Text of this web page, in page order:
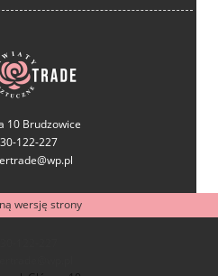
10 Brudzowice
122-227
wersję strony